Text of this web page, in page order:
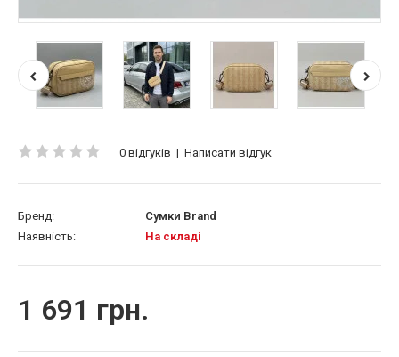
0 відгуків | Написати відгук
Бренд:
Сумки Brand
Наявність:
На складі
1 691 грн.